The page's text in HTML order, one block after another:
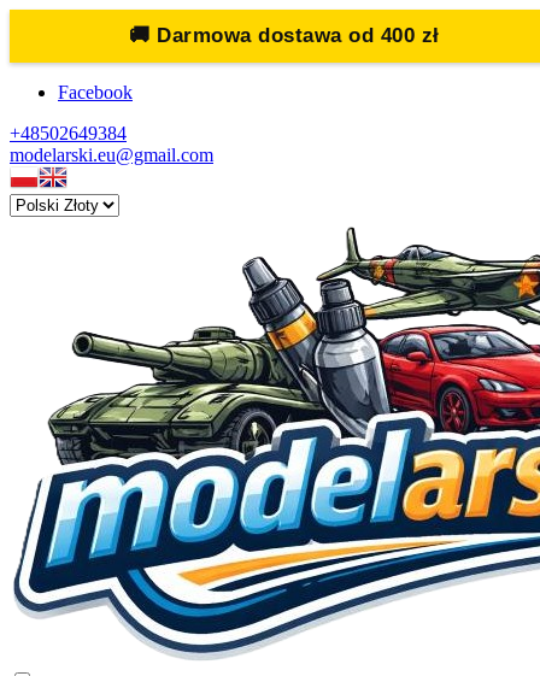
🚚 Darmowa dostawa od 400 zł
Facebook
+48502649384
modelarski.eu@gmail.com